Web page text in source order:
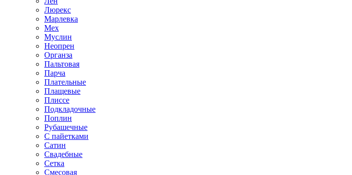
Люрекс
Марлевка
Мех
Муслин
Неопрен
Органза
Пальтовая
Парча
Плательные
Плащевые
Плиссе
Подкладочные
Поплин
Рубашечные
С пайетками
Сатин
Свадебные
Сетка
Смесовая